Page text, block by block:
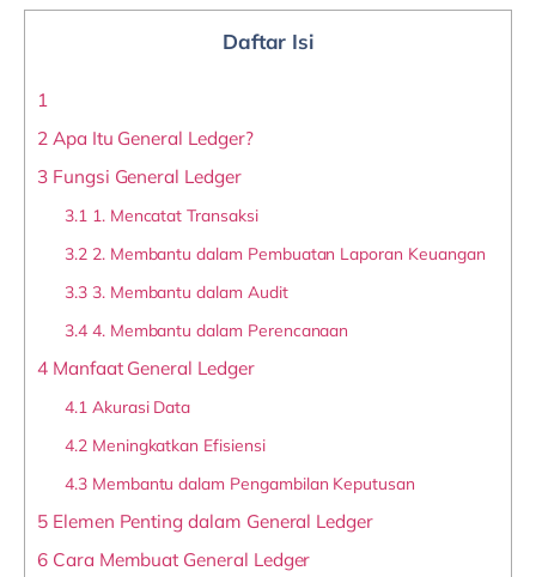
Daftar Isi
1
2Apa Itu General Ledger?
3Fungsi General Ledger
3.1 1. Mencatat Transaksi
3.2 2. Membantu dalam Pembuatan Laporan Keuangan
3.33. Membantu dalam Audit
3.44. Membantu dalam Perencanaan
4Manfaat General Ledger
4.1 Akurasi Data
4.2 Meningkatkan Efisiensi
4.3Membantu dalam Pengambilan Keputusan
5Elemen Penting dalam General Ledger
6Cara Membuat General Ledger